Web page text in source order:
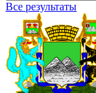
Все результаты